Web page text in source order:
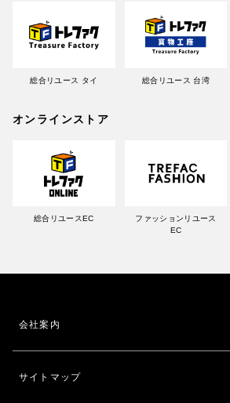
総合リユース タイ 総合リユース 台湾
オンラインストア
総合リユースEC
ファッションリユース
EC
会社案内
サイトマップ